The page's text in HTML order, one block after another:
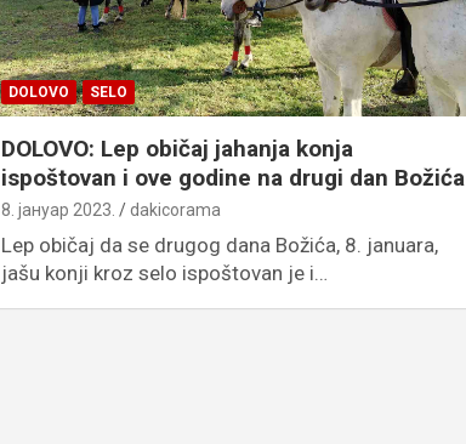
DOLOVO SELO
DOLOVO: Lep običaj jahanja konja
ispoštovan i ove godine na drugi dan Božića
8. јануар 2023. dakicorama
Lep običaj da se drugog dana Božića, 8. januara,
jašu konji kroz selo ispoštovan je i…